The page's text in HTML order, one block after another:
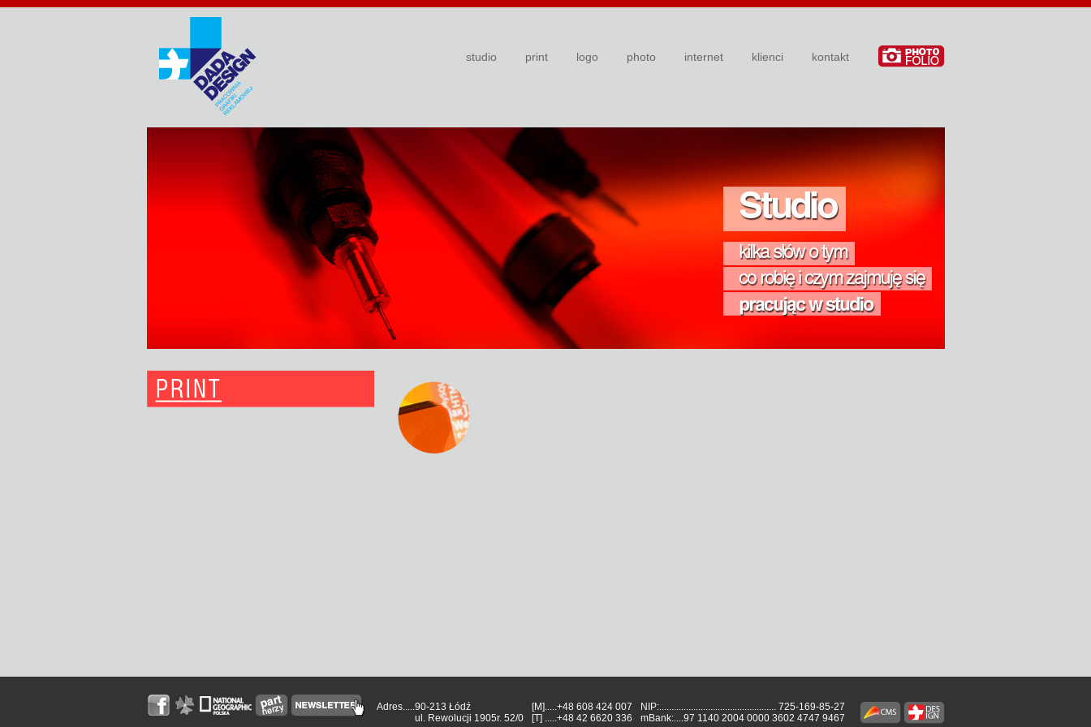
studio print logo photo internet klienci kontakt
Adres.....90-213 Łódź
ul. Rewolucji 1905r. 52/0
[M]
[T]
.....
.....
+48 608 424 007
+48 42 6620 336
NIP:................................................ 725-169-85-27
mBank:....97 1140 2004 0000 3602 4747 9467